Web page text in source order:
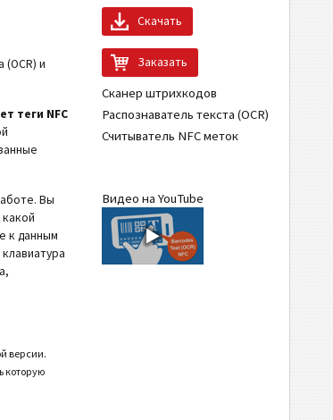
и
теги NFC
Вы
к данным
версии.
которую
Скачать
Заказать
Сканер штрихкодов
Распознаватель текста (OCR)
Считыватель NFC меток
Видео на YouTube